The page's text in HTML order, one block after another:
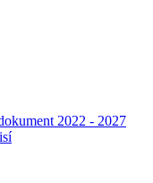
2022 - 2027